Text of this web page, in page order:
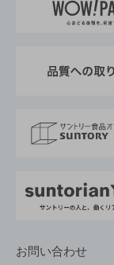
地域情報
サントリーサ
サントリー
企業概要
採用情報
お問い合わせ